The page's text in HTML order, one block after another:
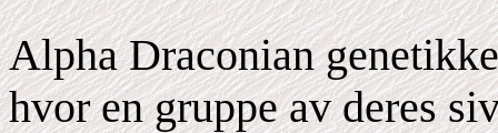
Alpha Draconian
hvor en gruppe av deres